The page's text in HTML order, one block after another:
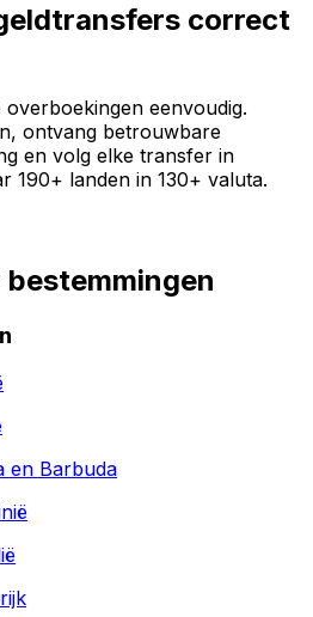
correct
eenvoudig.
ontvang betrouwbare
en volg elke transfer in
190+ landen in 130+ valuta.
en Barbuda